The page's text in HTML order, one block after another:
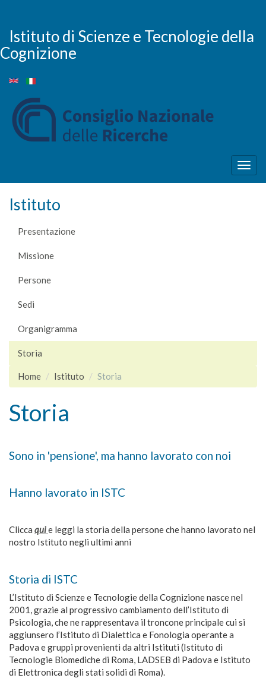
contenuto
principale
Istituto di Scienze e Tecnologie della
Cognizione
Istituto
Presentazione
Missione
Persone
Sedi
Organigramma
Storia
Home Istituto Storia
Storia
Sono in 'pensione', ma hanno lavorato con noi
Hanno lavorato in ISTC
Clicca quie leggi la storia della persone che hanno lavorato nel
nostro Istituto negli ultimi anni
Storia di ISTC
L’Istituto di Scienze e Tecnologie della Cognizione nasce nel
2001, grazie al progressivo cambiamento dell’Istituto di
Psicologia, che ne rappresentava il troncone principale cui si
aggiunsero l’Istituto di Dialettica e Fonologia operante a
Padova e gruppi provenienti da altri Istituti (Istituto di
Tecnologie Biomediche di Roma, LADSEB di Padova e Istituto
di Elettronica degli stati solidi di Roma).